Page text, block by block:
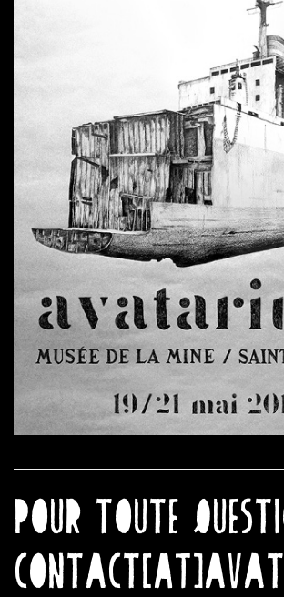
Pour toute